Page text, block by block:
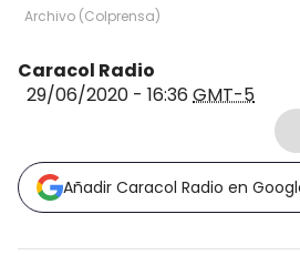
Archivo (Colprensa)
Caracol Radio
29/06/2020 - 16:36 GMT-5
Añadir Caracol Radio en